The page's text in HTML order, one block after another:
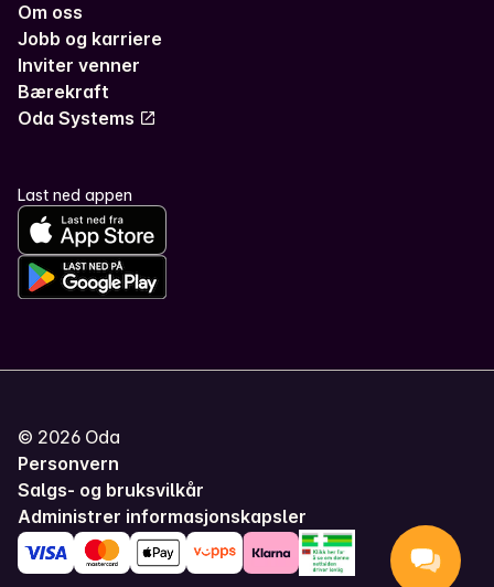
Om oss
Jobb og karriere
Inviter venner
Bærekraft
Oda Systems
Last ned appen
© 2026 Oda
Personvern
Salgs- og bruksvilkår
Administrer informasjonskapsler